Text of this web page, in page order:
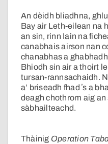
An dèidh bliadhna,
Bay air Leth-eilean na
an sin, rinn Iain na
canabhais airson nan
chanabhas a
Bhiodh sin air a thoirt
tursan-rannsachaidh.
a’ briseadh fhad ʼs a
deagh chothrom aig
sàbhailteachd.
Thàinig Operation